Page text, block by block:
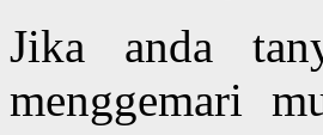
Jika anda
menggemari